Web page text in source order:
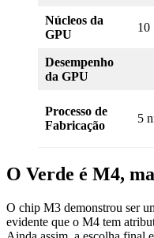
Núcleos da
GPU
10
Desempenho
da GPU
Processo de
Fabricação
5
O Verde é M4,
O chip M3 demonstrou ser
evidente que o M4 tem